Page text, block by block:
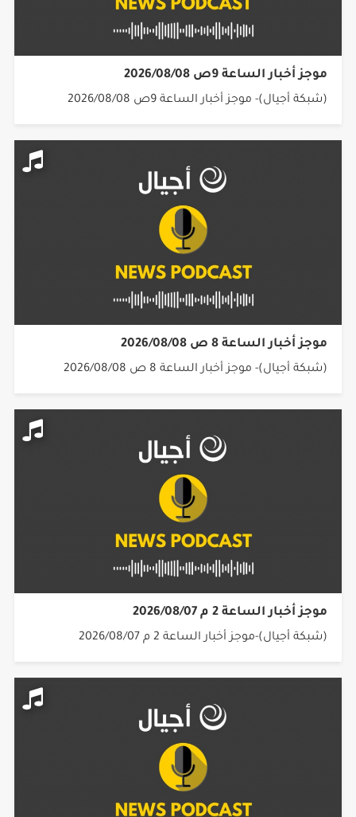
موجز أخبار الساعة 9ص 2026/08/08
(شبكة أجيال)- موجز أخبار الساعة 9ص 2026/08/08
موجز أخبار الساعة 8 ص 2026/08/08
(شبكة أجيال)- موجز أخبار الساعة 8 ص 2026/08/08
موجز أخبار الساعة 2 م 2026/08/07
(شبكة أجيال)-موجز أخبار الساعة 2 م 2026/08/07